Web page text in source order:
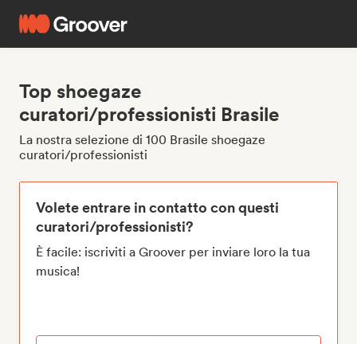
Top shoegaze
curatori/professionisti Brasile
La nostra selezione di 100 Brasile shoegaze
curatori/professionisti
Volete entrare in contatto con questi
curatori/professionisti?
È facile: iscriviti a Groover per inviare loro la tua
musica!